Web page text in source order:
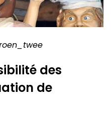
des
de